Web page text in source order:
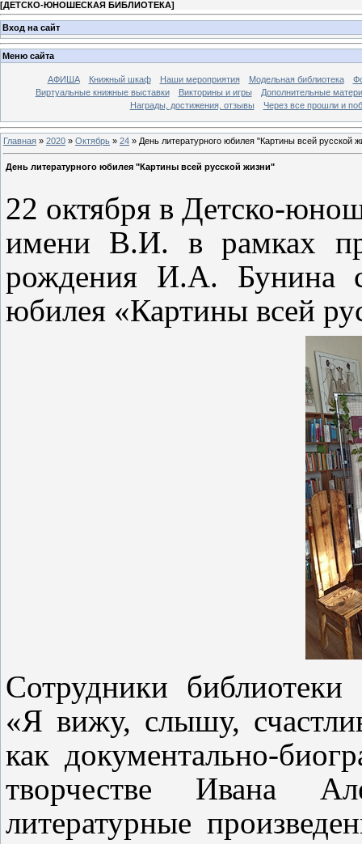
[ДЕТСКО-ЮНОШЕСКАЯ БИБЛИОТЕКА]
Вход на сайт
Меню сайта
АФИША Книжный шкаф Наши мероприятия Модельная библиотека
Виртуальные книжные выставки
Викторины и игры
Дополнительные
Награды, достижения, отзывы
Через все прошли и
Главная » 2020 » Октябрь » 24 » День литературного юбилея "Картины всей русской
День литературного юбилея "Картины всей русской жизни"
22 октября в Детско-
имени В.И. в рамках
рождения И.А. Бунина
юбилея «Картины всей
Сотрудники
«Я вижу, слышу,
как документально-
творчестве Ивана
литературные